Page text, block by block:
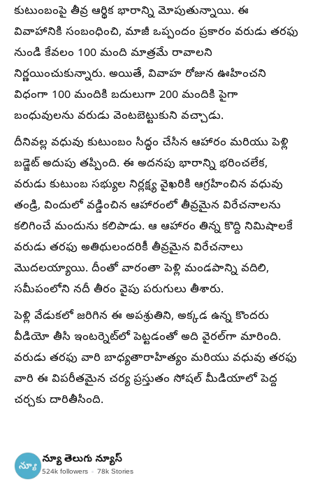
కుటుంబంపై తీవ్ర ఆర్థిక భారాన్ని మోపుతున్నాయి. ఈ
వివాహానికి సంబంధించి, మాజీ ఒప్పందం ప్రకారం వరుడు తరఫు
నుండి కేవలం 100 మంది మాత్రమే రావాలని
నిర్ణయించుకున్నారు. అయితే, వివాహ రోజున ఊహించని
విధంగా 100 మందికి బదులుగా 200 మందికి పైగా
బంధువులను వరుడు వెంటబెట్టుకుని వచ్చాడు.
దీనివల్ల వధువు కుటుంబం సిద్ధం చేసిన ఆహారం మరియు పెళ్లి
బడ్జెట్ అదుపు తప్పింది. ఈ అదనపు భారాన్ని భరించలేక,
వరుడు కుటుంబ సభ్యుల నిర్లక్ష్య వైఖరికి ఆగ్రహించిన వధువు
తండ్రి, విందులో వడ్డించిన ఆహారంలో తీవ్రమైన విరేచనాలను
కలిగించే మందును కలిపాడు. ఆ ఆహారం తిన్న కొద్ది నిమిషాలకే
వరుడు తరఫు అతిథులందరికీ తీవ్రమైన విరేచనాలు
మొదలయ్యాయి. దీంతో వారంతా పెళ్లి మండపాన్ని వదిలి,
సమీపంలోని నదీ తీరం వైపు పరుగులు తీశారు.
పెళ్లి వేడుకలో జరిగిన ఈ అపశ్రుతిని, అక్కడ ఉన్న కొందరు
వీడియో తీసి ఇంటర్నెట్‌లో పెట్టడంతో అది వైరల్‌గా మారింది.
వరుడు తరఫు వారి బాధ్యతారాహిత్యం మరియు వధువు తరఫు
వారి ఈ విపరీతమైన చర్య ప్రస్తుతం సోషల్ మీడియాలో పెద్ద
చర్చకు దారితీసింది.
న్యూ తెలుగు న్యూస్
524k followers 78k Stories